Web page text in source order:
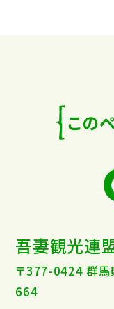
この
吾妻観光連
〒377-0424 群馬
664